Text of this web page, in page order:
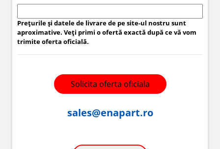
Prețurile și datele de livrare de pe site-ul nostru sunt
aproximative. Veți primi o ofertă exactă după ce vă vom
trimite oferta oficială.
Solicita oferta oficiala
sales@enapart.ro